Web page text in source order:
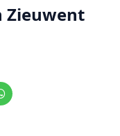
Zieuwent